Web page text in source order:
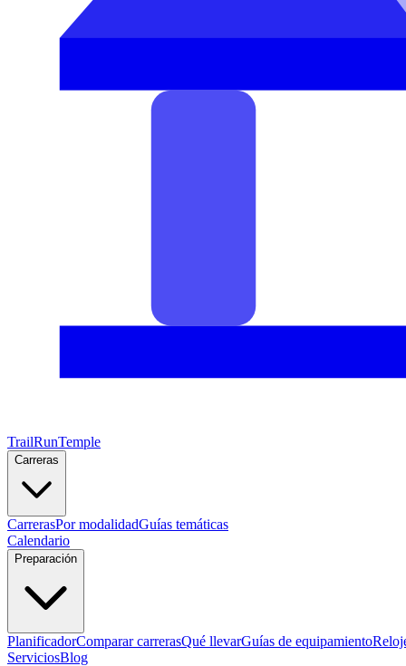
TrailRunTemple
Carreras
CarrerasPor modalidadGuías temáticas
Calendario
Preparación
PlanificadorComparar carrerasQué llevarGuías de equipamiento
ServiciosBlog